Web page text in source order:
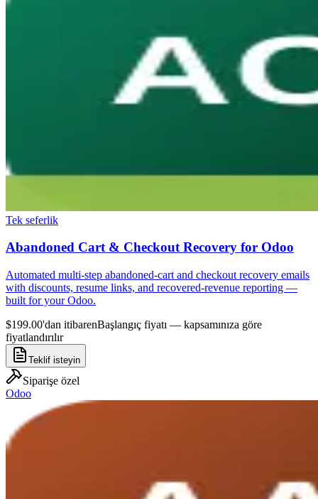
Tek seferlik
Abandoned Cart & Checkout Recovery for Odoo
Automated multi-step abandoned-cart and checkout recovery emails
with discounts, resume links, and recovered-revenue reporting —
built for your Odoo.
$199.00'dan itibarenBaşlangıç fiyatı — kapsamınıza göre
fiyatlandırılır
Teklif isteyin
Siparişe özel
Odoo